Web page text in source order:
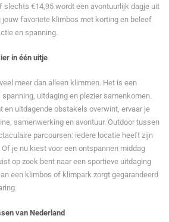
€14,95 wordt een avontuurlijk dagje uit
jouw favoriete klimbos met korting en beleef
en spanning.
in één uitje
meer dan alleen klimmen. Het is een
uitdaging en plezier samenkomen.
en uitdagende obstakels overwint, ervaar je
samenwerking en avontuur. Outdoor tussen
parcoursen: iedere locatie heeft zijn
je nu kiest voor een ontspannen middag
op zoek bent naar een sportieve uitdaging
een klimbos of klimpark zorgt gegarandeerd
van Nederland